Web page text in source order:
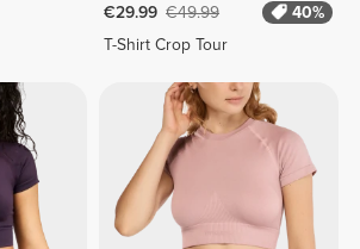
€29.99 €49.99
40%
T-Shirt Crop Tour